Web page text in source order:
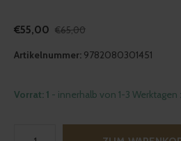
€55,00 €65,00
Artikelnummer: 9782080301451
Vorrat: 1 - innerhalb von 1-3 Werktagen